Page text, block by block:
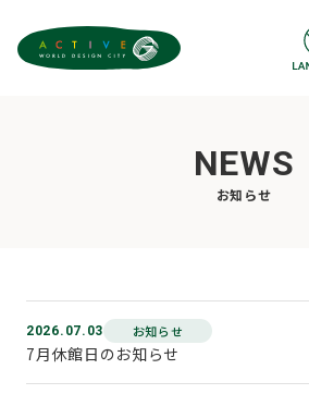
NEWS
お知らせ
2026.07.03 お知らせ
7月休館日のお知らせ